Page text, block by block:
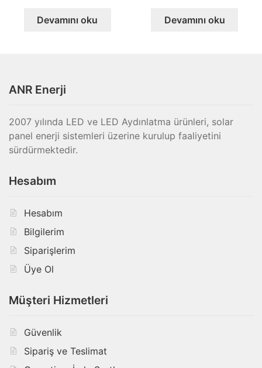
Devamını oku Devamını oku
ANR Enerji
2007 yılında LED ve LED Aydınlatma ürünleri, solar
panel enerji sistemleri üzerine kurulup faaliyetini
sürdürmektedir.
Hesabım
Hesabım
Bilgilerim
Siparişlerim
Üye Ol
Müşteri Hizmetleri
Güvenlik
Sipariş ve Teslimat